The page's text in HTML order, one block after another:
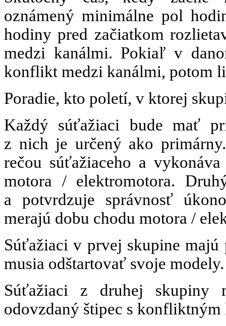
oznámený minimálne pol
hodiny pred začiatkom
medzi kanálmi. Pokiaľ v
konflikt medzi kanálmi, potom
Poradie, kto poletí, v ktorej
Každý súťažiaci bude mať
z nich je určený ako
rečou súťažiaceho a
motora / elektromotora.
a potvrdzuje správnosť
merajú dobu chodu motora /
Súťažiaci v prvej skupine
musia odštartovať svoje modely.
Súťažiaci z druhej skupiny
odovzdaný štipec s konfliktným